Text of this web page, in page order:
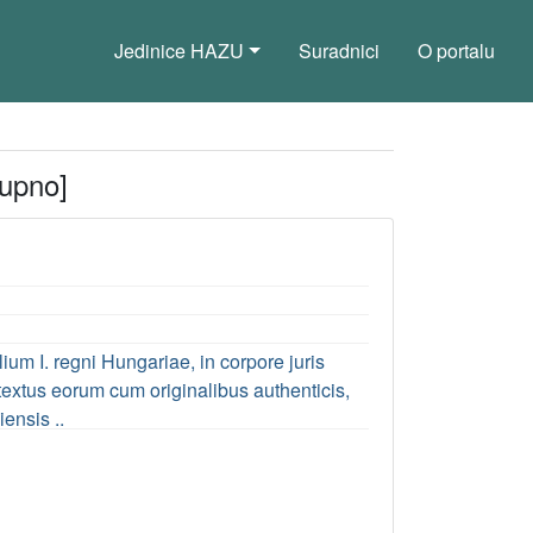
Jedinice HAZU Suradnici O portalu
I. regni Hungariae, in corpore juris
eorum cum originalibus authenticis,
..